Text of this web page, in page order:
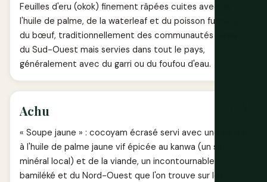
Feuilles d'eru (okok) finement râpées cuites avec de
l'huile de palme, de la waterleaf et du poisson fumé ou
du bœuf, traditionnellement des communautés Sawa
du Sud-Ouest mais servies dans tout le pays,
généralement avec du garri ou du foufou d'eau.
Achu
« Soupe jaune » : cocoyam écrasé servi avec une sauce
à l'huile de palme jaune vif épicée au kanwa (un sel
minéral local) et de la viande, un incontournable
bamiléké et du Nord-Ouest que l'on trouve sur les